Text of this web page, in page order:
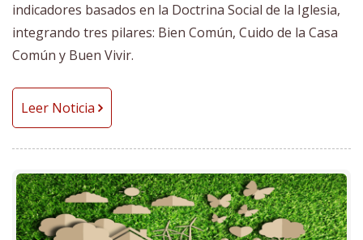
indicadores basados en la Doctrina Social de la Iglesia,
integrando tres pilares: Bien Común, Cuido de la Casa
Común y Buen Vivir.
Leer Noticia